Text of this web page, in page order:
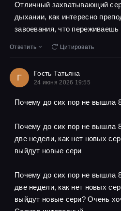
Отличный захватывающий
дыхании, как интересно
завоевания, что переживаешь
Ответить Цитировать
Г Гость Татьяна
24 июня 2026 19:55
Почему до сих пор не вышла
Почему до сих пор не вышла
две недели, как нет новых
выйдут новые сери
Почему до сих пор не вышла
две недели, как нет новых
выйдут новые сери? Очень